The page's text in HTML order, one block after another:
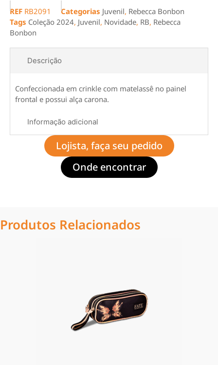
REF RB2091 Categorias Juvenil, Rebecca Bonbon
Tags Coleção 2024, Juvenil, Novidade, RB, Rebecca
Bonbon
Descrição
Informação adicional
Confeccionada em crinkle com matelassê no painel
frontal e possui alça carona.
Lojista, faça seu pedido
Onde encontrar
Produtos Relacionados